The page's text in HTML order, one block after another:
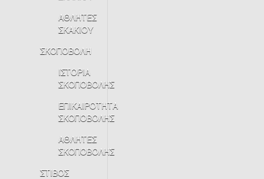
ΑΘΛΗΤΕΣ
ΣΚΑΚΙΟΥ
ΣΚΟΠΟΒΟΛΗ
ΙΣΤΟΡΙΑ
ΣΚΟΠΟΒΟΛΗΣ
ΕΠΙΚΑΙΡΟΤΗΤΑ
ΣΚΟΠΟΒΟΛΗΣ
ΑΘΛΗΤΕΣ
ΣΚΟΠΟΒΟΛΗΣ
ΣΤΙΒΟΣ